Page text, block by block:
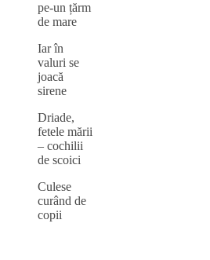
pe-un țărm
de mare
Iar în
valuri se
joacă
sirene
Driade,
fetele mării
– cochilii
de scoici
Culese
curând de
copii